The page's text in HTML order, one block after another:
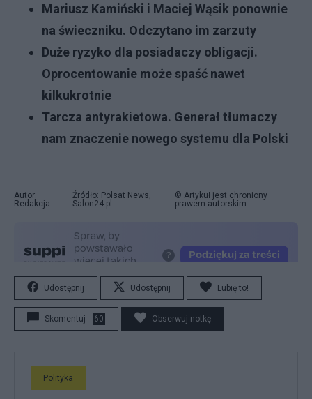
Mariusz Kamiński i Maciej Wąsik ponownie
na świeczniku. Odczytano im zarzuty
Duże ryzyko dla posiadaczy obligacji.
Oprocentowanie może spaść nawet
kilkukrotnie
Tarcza antyrakietowa. Generał tłumaczy
nam znaczenie nowego systemu dla Polski
Autor:
Redakcja
Źródło: Polsat News,
Salon24.pl
© Artykuł jest chroniony
prawem autorskim.
Udostępnij Udostępnij Lubię to!
Skomentuj 60 Obserwuj notkę
Polityka